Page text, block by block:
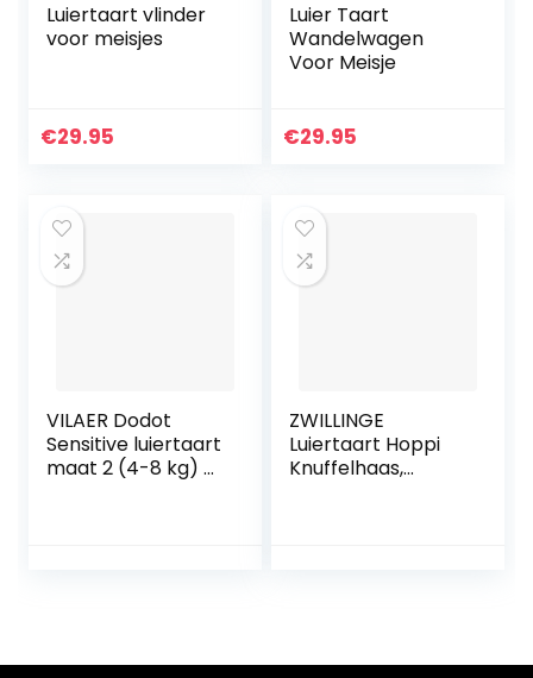
Luiertaart vlinder
voor meisjes
€29.95
Luier Taart
Wandelwagen
Voor Meisje
€29.95
VILAER Dodot
Sensitive luiertaart
maat 2 (4-8 kg) –
ZWILLINGE
Luiertaart Hoppi
Knuffelhaas,